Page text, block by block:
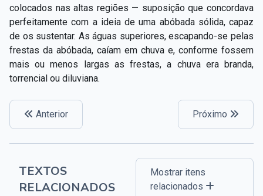
colocados nas altas regiões — suposição que concordava
perfeitamente com a ideia de uma abóbada sólida, capaz
de os sustentar. As águas superiores, escapando-se pelas
frestas da abóbada, caíam em chuva e, conforme fossem
mais ou menos largas as frestas, a chuva era branda,
torrencial ou diluviana.
Anterior Próximo
TEXTOS
RELACIONADOS
Mostrar itens
relacionados